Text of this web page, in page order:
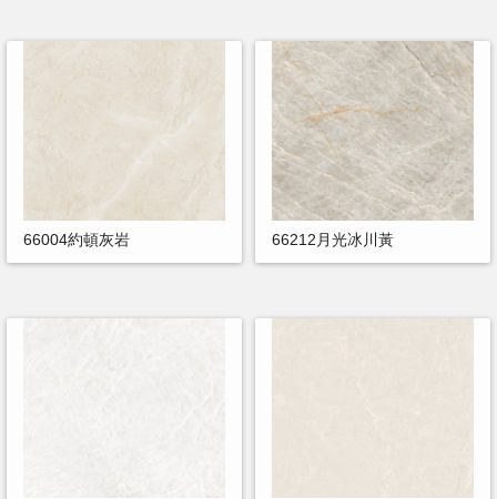
66004約頓灰岩 66212月光冰川黃